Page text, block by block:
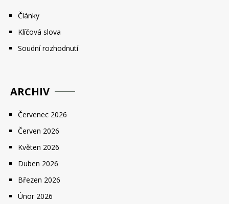
Články
Klíčová slova
Soudní rozhodnutí
ARCHIV
Červenec 2026
Červen 2026
Květen 2026
Duben 2026
Březen 2026
Únor 2026